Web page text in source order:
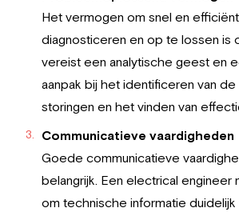
Het vermogen om snel en
diagnosticeren en op te lossen is
vereist een analytische geest en
aanpak bij het identificeren van de
storingen en het vinden van
Communicatieve vaardigheden
Goede communicatieve
belangrijk. Een electrical engineer
om technische informatie